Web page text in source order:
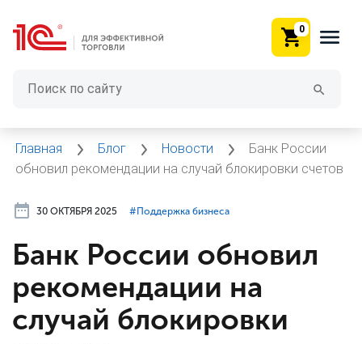
0
Главная Блог Новости
Банк России
обновил рекомендации на случай блокировки счетов
30 ОКТЯБРЯ 2025 #⁣Поддержка бизнеса
Банк России обновил
рекомендации на
случай блокировки